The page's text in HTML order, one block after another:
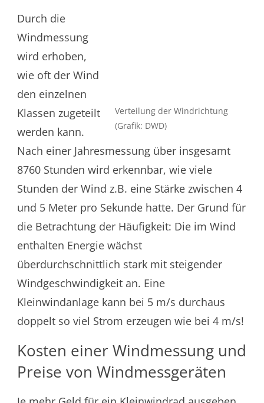
Verteilung der Windrichtung
(Grafik: DWD)
Durch die
Windmessung
wird erhoben,
wie oft der Wind
den einzelnen
Klassen zugeteilt
werden kann.
Nach einer Jahresmessung über insgesamt
8760 Stunden wird erkennbar, wie viele
Stunden der Wind z.B. eine Stärke zwischen 4
und 5 Meter pro Sekunde hatte. Der Grund für
die Betrachtung der Häufigkeit: Die im Wind
enthalten Energie wächst
überdurchschnittlich stark mit steigender
Windgeschwindigkeit an. Eine
Kleinwindanlage kann bei 5 m/s durchaus
doppelt so viel Strom erzeugen wie bei 4 m/s!
Kosten einer Windmessung und
Preise von Windmessgeräten